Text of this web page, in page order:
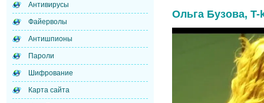
Антивирусы
Файерволы
Антишпионы
Пароли
Шифрование
Карта сайта
Ольга Бузова,